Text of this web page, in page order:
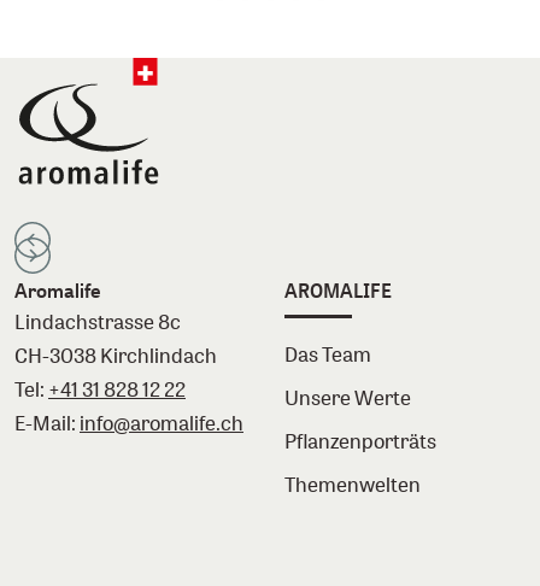
Aromalife
Lindachstrasse 8c
CH-3038 Kirchlindach
Tel: +41 31 828 12 22
E-Mail: info@aromalife.ch
AROMALIFE
Das Team
Unsere Werte
Pflanzenporträts
Themenwelten